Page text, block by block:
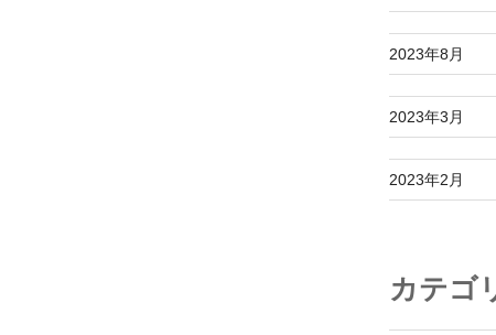
2023年8月
2023年3月
2023年2月
カテゴ